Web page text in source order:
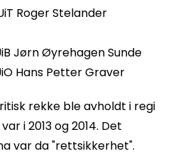
Roger Stelander
Jørn Øyrehagen Sunde
Hans Petter Graver
rekke ble avholdt i regi
i 2013 og 2014. Det
var da "rettsikkerhet".